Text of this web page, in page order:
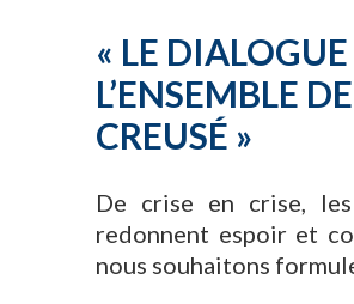
« LE
L’ENSEMBLE
CREUSÉ »
De crise en crise,
redonnent espoir et
nous souhaitons